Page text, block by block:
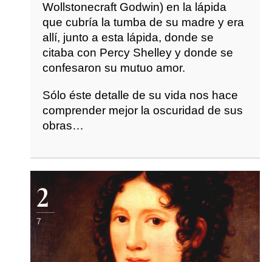
Wollstonecraft Godwin) en la lápida
que cubría la tumba de su madre y era
allí, junto a esta lápida, donde se
citaba con Percy Shelley y donde se
confesaron su mutuo amor.
Sólo éste detalle de su vida nos hace
comprender mejor la oscuridad de sus
obras…
2
7